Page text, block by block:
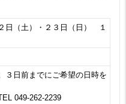
日（土）・２３日（日） １
３日前までにご希望の日時を
049-262-2239